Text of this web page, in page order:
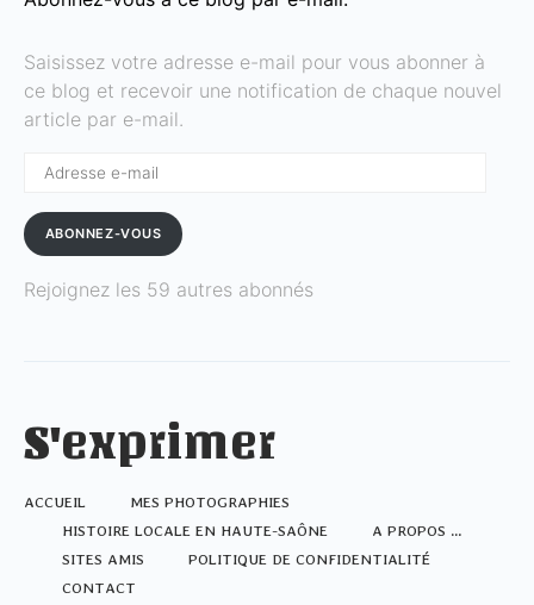
Saisissez votre adresse e-mail pour vous abonner à
ce blog et recevoir une notification de chaque nouvel
article par e-mail.
ABONNEZ-VOUS
Rejoignez les 59 autres abonnés
S'exprimer
ACCUEIL
MES PHOTOGRAPHIES
HISTOIRE LOCALE EN HAUTE-SAÔNE
A PROPOS …
SITES AMIS
POLITIQUE DE CONFIDENTIALITÉ
CONTACT